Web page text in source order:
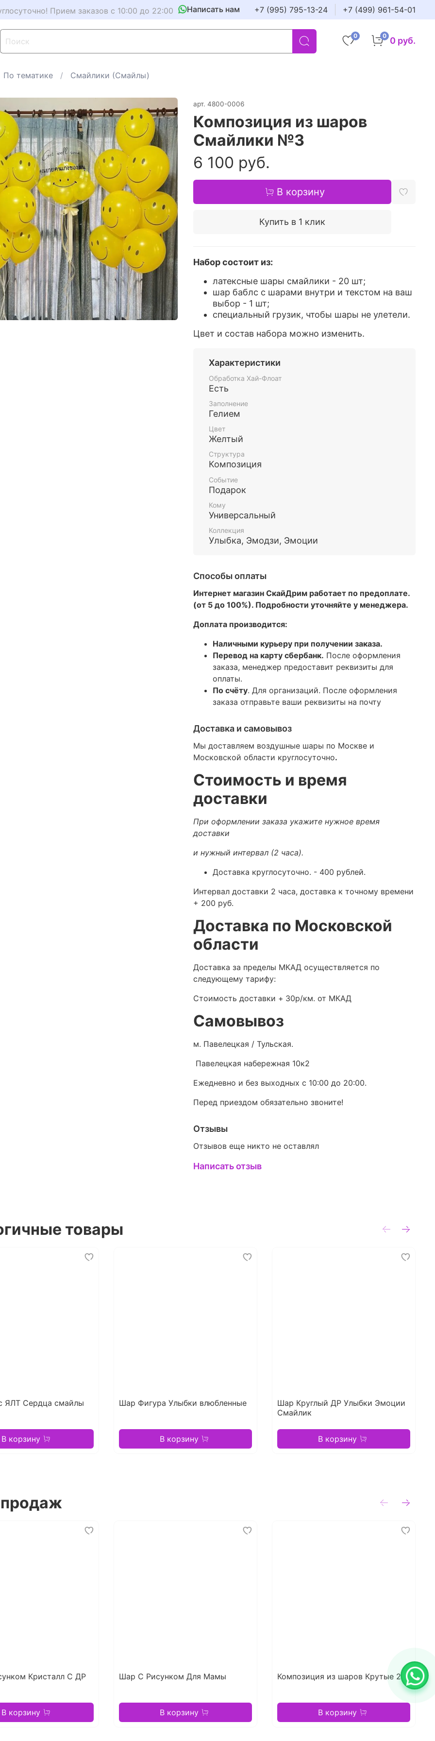
Прием заказов с 10:00 до 22:00 Написать нам +7 (995) 795-13-24 +7 (499) 961-54-01
0 0 0 руб.
По тематике Смайлики (Смайлы)
арт. 4800-0006
Композиция из шаров
Смайлики №3
6 100 руб.
В корзину
Купить в 1 клик
Набор состоит из:
латексные шары смайлики - 20 шт;
шар баблс с шарами внутри и текстом на ваш
выбор - 1 шт;
специальный грузик, чтобы шары не улетели.
Цвет и состав набора можно изменить.
Характеристики
Обработка Хай-Флоат
Есть
Заполнение
Гелием
Цвет
Желтый
Структура
Композиция
Событие
Подарок
Кому
Универсальный
Коллекция
Улыбка, Эмодзи, Эмоции
Способы оплаты
Интернет магазин СкайДрим работает по предоплате.
(от 5 до 100%). Подробности уточняйте у менеджера.
Доплата производится:
Наличными курьеру при получении заказа.
Перевод на карту сбербанк. После оформления
заказа, менеджер предоставит реквизиты для
оплаты.
По счёту. Для организаций. После оформления
заказа отправьте ваши реквизиты на почту
Доставка и самовывоз
Мы доставляем воздушные шары по Москве и
Московской области круглосуточно.
Стоимость и время
доставки
При оформлении заказа укажите нужное время
доставки
и нужный интервал (2 часа).
Доставка круглосуточно. - 400 рублей.
Интервал доставки 2 часа, доставка к точному времени
+ 200 руб.
Доставка по Московской
области
Доставка за пределы МКАД осуществляется по
следующему тарифу:
Стоимость доставки + 30р/км. от МКАД
Самовывоз
м. Павелецкая / Тульская.
Павелецкая набережная 10к2
Ежедневно и без выходных с 10:00 до 20:00.
Перед приездом обязательно звоните!
Отзывы
Отзывов еще никто не оставлял
Написать отзыв
товары
ЯЛТ Сердца смайлы
В корзину
Шар Фигура Улыбки влюбленные
В корзину
Шар Круглый ДР Улыбки Эмоции
Смайлик
В корзину
Кристалл С ДР
В корзину
Шар С Рисунком Для Мамы
В корзину
Композиция из шаров Крутые 21
В корзину